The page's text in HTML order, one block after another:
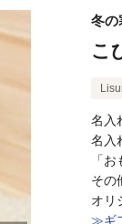
冬の
こ
名入
名入
「
その
オリ
≫ギ